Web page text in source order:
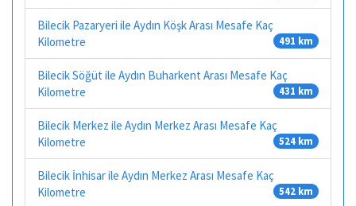
Bilecik Pazaryeri ile Aydın Köşk Arası Mesafe Kaç
Kilometre
491 km
Bilecik Söğüt ile Aydın Buharkent Arası Mesafe Kaç
Kilometre
431 km
Bilecik Merkez ile Aydın Merkez Arası Mesafe Kaç
Kilometre
524 km
Bilecik İnhisar ile Aydın Merkez Arası Mesafe Kaç
Kilometre
542 km